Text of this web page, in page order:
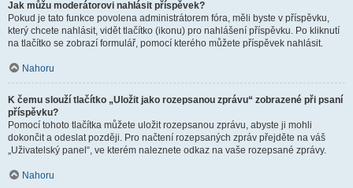
Jak můžu moderátorovi nahlásit příspěvek?
Pokud je tato funkce povolena administrátorem fóra, měli byste v příspěvku,
který chcete nahlásit, vidět tlačítko (ikonu) pro nahlášení příspěvku. Po kliknutí
na tlačítko se zobrazí formulář, pomocí kterého můžete příspěvek nahlásit.
Nahoru
K čemu slouží tlačítko „Uložit jako rozepsanou zprávu“ zobrazené při psaní
příspěvku?
Pomocí tohoto tlačítka můžete uložit rozepsanou zprávu, abyste ji mohli
dokončit a odeslat později. Pro načtení rozepsaných zpráv přejděte na váš
„Uživatelský panel“, ve kterém naleznete odkaz na vaše rozepsané zprávy.
Nahoru